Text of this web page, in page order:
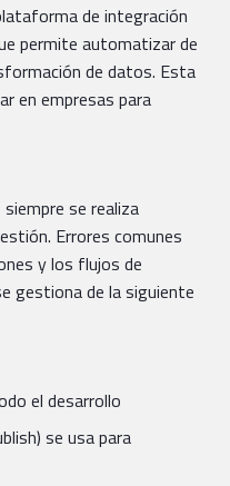
de integración
permite automatizar de
de datos. Esta
en empresas para
se realiza
Errores comunes
y los flujos de
gestiona de la siguiente
el desarrollo
se usa para